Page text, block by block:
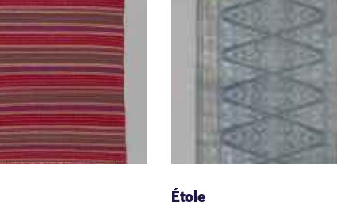
Étole